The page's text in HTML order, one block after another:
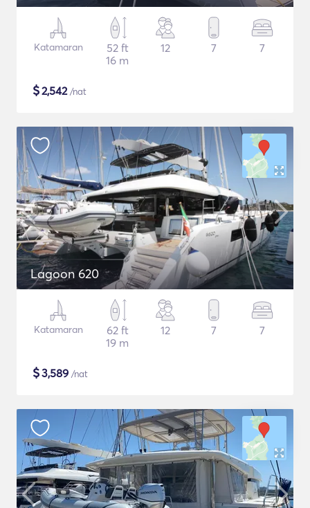
Katamaran
52 ft
16 m
12 7 7
$2,542/nat
Lagoon 620
Katamaran
62 ft
19 m
12 7 7
$3,589 /nat